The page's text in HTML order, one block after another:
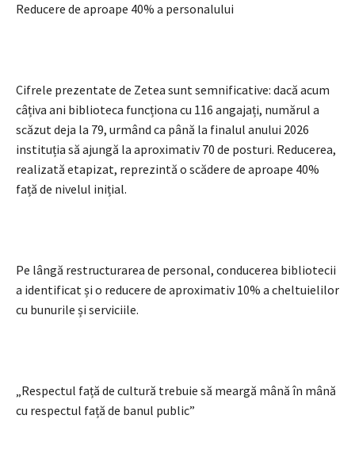
Reducere de aproape 40% a personalului
Cifrele prezentate de Zetea sunt semnificative: dacă acum
câțiva ani biblioteca funcționa cu 116 angajați, numărul a
scăzut deja la 79, urmând ca până la finalul anului 2026
instituția să ajungă la aproximativ 70 de posturi. Reducerea,
realizată etapizat, reprezintă o scădere de aproape 40%
față de nivelul inițial.
Pe lângă restructurarea de personal, conducerea bibliotecii
a identificat și o reducere de aproximativ 10% a cheltuielilor
cu bunurile și serviciile.
„Respectul față de cultură trebuie să meargă mână în mână
cu respectul față de banul public”